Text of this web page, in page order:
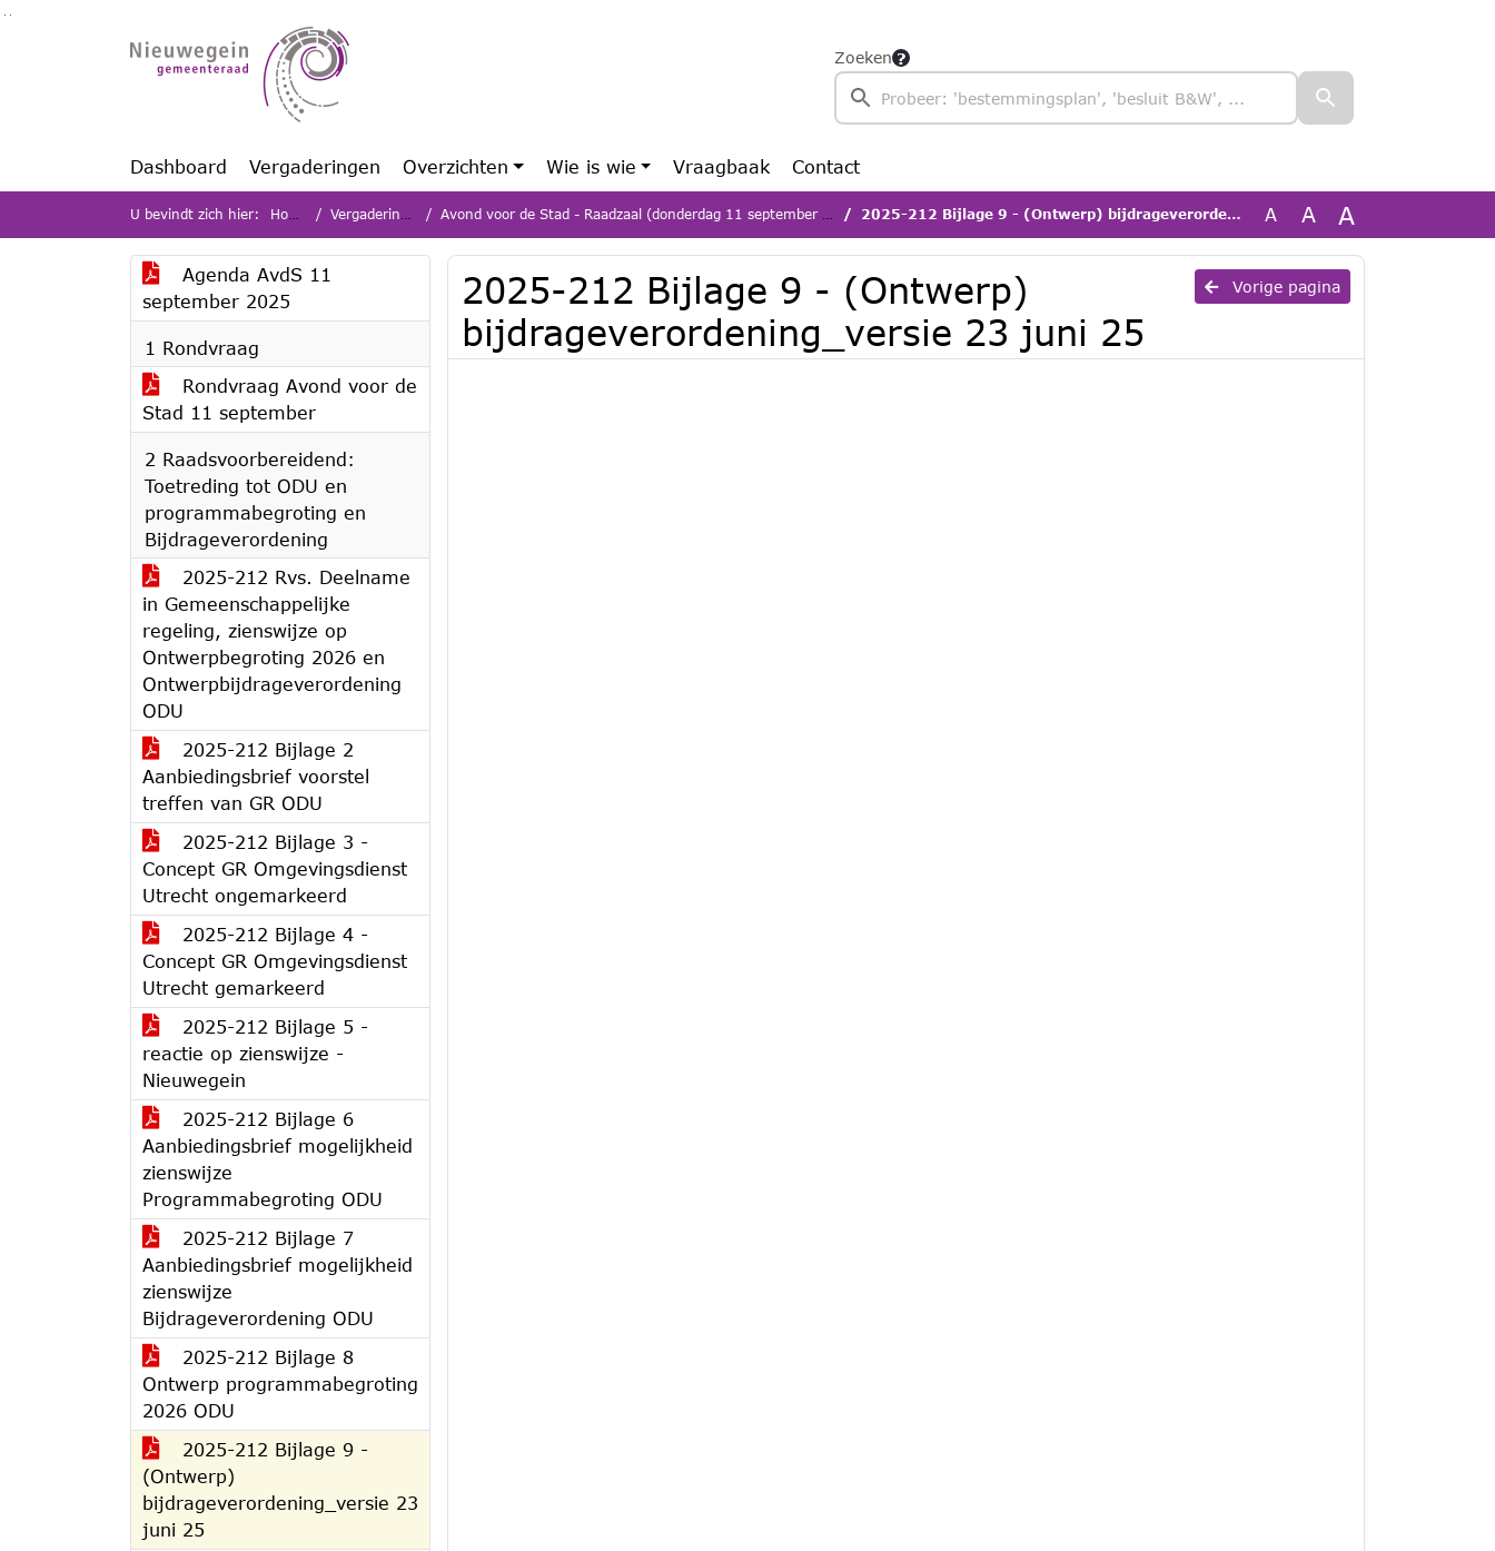
Ga naar de inhoud van deze pagina
Zoeken
Dashboard Vergaderingen Overzichten Wie is wie Vraagbaak Contact
U bevindt zich hier: Home Vergaderingen Avond voor de Stad - Raadzaal (donderdag 11 september 2025) 2025-212 Bijlage 9 - (Ontwerp) bijdrageverordening_versie 23 juni 25 A A A
Agenda AvdS 11
september 2025
1 Rondvraag
Rondvraag Avond voor de
Stad 11 september
2 Raadsvoorbereidend:
Toetreding tot ODU en
programmabegroting en
Bijdrageverordening
2025-212 Rvs. Deelname
in Gemeenschappelijke
regeling, zienswijze op
Ontwerpbegroting 2026 en
Ontwerpbijdrageverordening
ODU
2025-212 Bijlage 2
Aanbiedingsbrief voorstel
treffen van GR ODU
2025-212 Bijlage 3 -
Concept GR Omgevingsdienst
Utrecht ongemarkeerd
2025-212 Bijlage 4 -
Concept GR Omgevingsdienst
Utrecht gemarkeerd
2025-212 Bijlage 5 -
reactie op zienswijze -
Nieuwegein
2025-212 Bijlage 6
Aanbiedingsbrief mogelijkheid
zienswijze
Programmabegroting ODU
2025-212 Bijlage 7
Aanbiedingsbrief mogelijkheid
zienswijze
Bijdrageverordening ODU
2025-212 Bijlage 8
Ontwerp programmabegroting
2026 ODU
2025-212 Bijlage 9 -
(Ontwerp)
bijdrageverordening_versie 23
juni 25
Vorige pagina
2025-212 Bijlage 9 - (Ontwerp)
bijdrageverordening_versie 23 juni 25